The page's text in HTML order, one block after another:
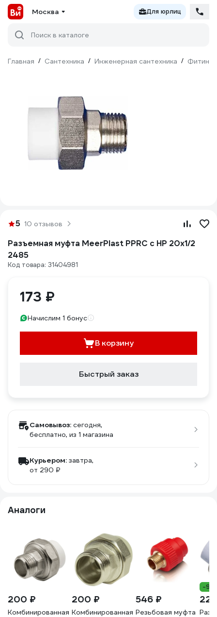
Москва Для юрлиц
Поиск в каталоге
Главная / Сантехника / Инженерная сантехника / Фитинги
5 10 отзывов
Разъемная муфта MeerPlast PPRC с НР 20x1/2
2485
Код товара: 31404981
173 ₽
Начислим 1 бонус
В корзину
Быстрый заказ
Самовывоз: сегодня,
бесплатно, из 1 магазина
Курьером: завтра,
от 290 ₽
Аналоги
200 ₽
Комбинированная
200 ₽
Комбинированная
546 ₽
Резьбовая муфта
-9%